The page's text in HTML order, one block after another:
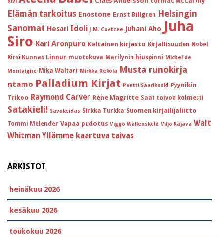
Elämän tarkoitus Enostone Ernst Billgren Helsingin
Sanomat Hesari Idoli J.M. Coetzee Juhani Aho Juha
Siro Kari Aronpuro Keltainen kirjasto Kirjallisuuden Nobel
Kirsi Kunnas Linnun muotokuva Marilynin hiuspinni Michel de
Montaigne Mika Waltari Mirkka Rekola Musta runokirja
ntamo Palladium Kirjat Pentti Saarikoski Pyynikin
Trikoo Raymond Carver Réne Magritte Saat toivoa kolmesti
Satakieli! Savukeidas Sirkka Turkka Suomen kirjailijaliitto
Tommi Melender Vapaa pudotus Viggo Wallensköld Viljo Kajava Walt
Whitman Yllämme kaartuva taivas
ARKISTOT
heinäkuu 2026
kesäkuu 2026
toukokuu 2026